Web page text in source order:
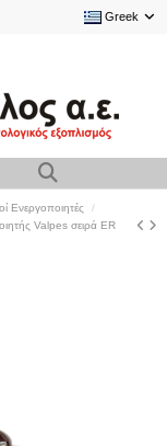
Greek
Ενεργοποιητές
Valpes σειρά ER